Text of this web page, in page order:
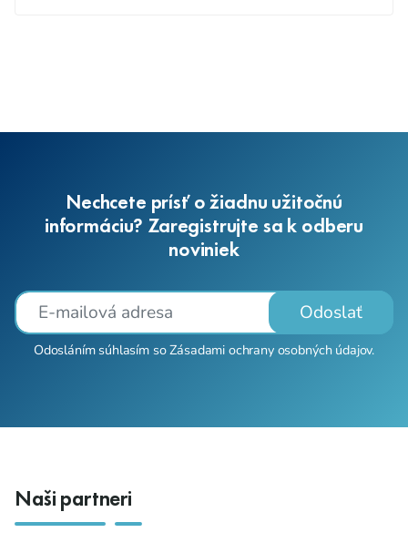
Nechcete prísť o žiadnu užitočnú
informáciu? Zaregistrujte sa k odberu
noviniek
Odoslať
Odosláním súhlasím soZásadami ochrany osobných údajov.
Naši partneri